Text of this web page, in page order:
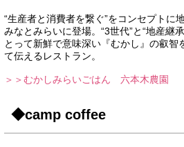
“生産者と消費者を繋ぐ”をコンセプトに
みなとみらいに登場。“3世代”と“地産継
とって新鮮で意味深い『むかし』の叡
て伝えるレストラン。
＞＞むかしみらいごはん 六本木農園
◆camp coffee